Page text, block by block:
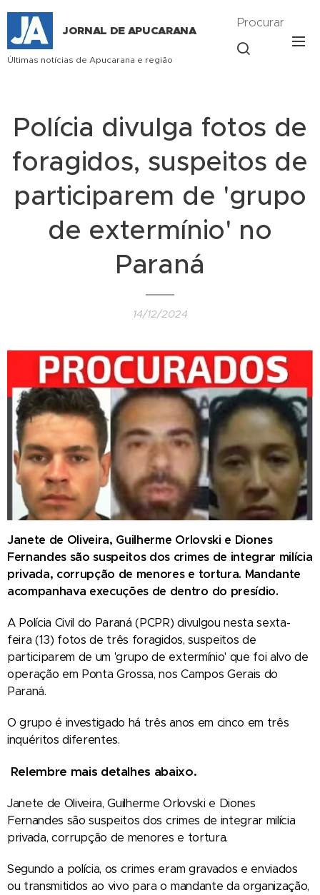
JORNAL DE APUCARANA
Últimas notícias de Apucarana e região
Procurar
Polícia divulga fotos de
foragidos, suspeitos de
participarem de 'grupo
de extermínio' no
Paraná
14/12/2024
Janete de Oliveira, Guilherme Orlovski e Diones
Fernandes são suspeitos dos crimes de integrar milícia
privada, corrupção de menores e tortura. Mandante
acompanhava execuções de dentro do presídio.
A Polícia Civil do Paraná (PCPR) divulgou nesta sexta-
feira (13) fotos de três foragidos, suspeitos de
participarem de um 'grupo de extermínio' que foi alvo de
operação em Ponta Grossa, nos Campos Gerais do
Paraná.
O grupo é investigado há três anos em cinco em três
inquéritos diferentes.
Relembre mais detalhes abaixo.
Janete de Oliveira, Guilherme Orlovski e Diones
Fernandes são suspeitos dos crimes de integrar milícia
privada, corrupção de menores e tortura.
Segundo a polícia, os crimes eram gravados e enviados
ou transmitidos ao vivo para o mandante da organização,